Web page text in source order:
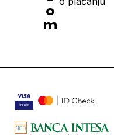
o
m